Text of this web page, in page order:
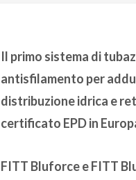
Il primo sistema di
antisfilamento per
distribuzione idrica e
certificato EPD in
FITT BluforceeFITT